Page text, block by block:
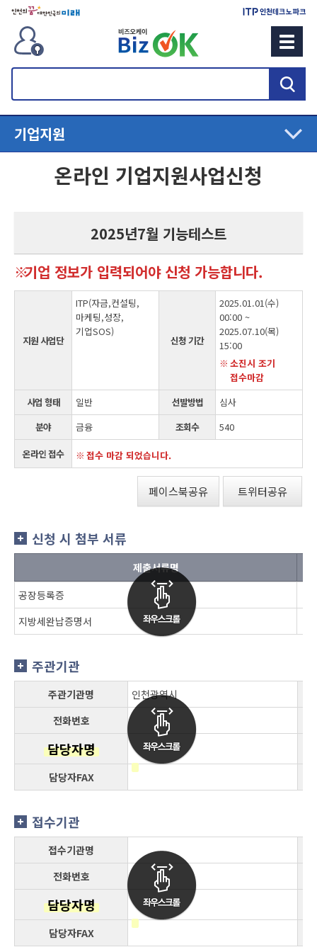
검
기업지원
온라인 기업지원사업신청
2025년7월 기능테스트
기업 정보가 입력되어야 신청 가능합니다.
지원 사업단
ITP(자금,컨설팅,
마케팅,성장,
기업SOS)
신청 기간
2025.01.01(수)
00:00 ~
2025.07.10(목)
15:00
소진시 조기
접수마감
사업 형태
일반 선발방법
심사
분야
금융 조회수
540
온라인 접수
접수 마감 되었습니다.
페이스북공유 트위터공유
신청 시 첨부 서류
제출서류명
공장등록증
지방세완납증명서
주관기관
주관기관명
인천광역시
전화번호
담당자명
담당자FAX
접수기관
접수기관명
전화번호
담당자명
담당자FAX